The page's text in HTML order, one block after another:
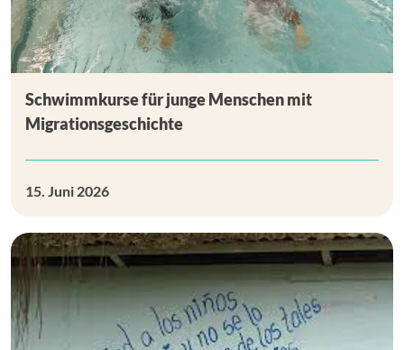
Schwimmkurse für junge Menschen mit
Migrationsgeschichte
15. Juni 2026